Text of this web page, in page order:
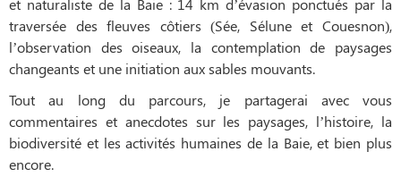
traversée des fleuves côtiers (Sée, Sélune et Couesnon),
l’observation des oiseaux, la contemplation de paysages
changeants et une initiation aux sables mouvants.
Tout au long du parcours, je partagerai avec vous
commentaires et anecdotes sur les paysages, l’histoire, la
biodiversité et les activités humaines de la Baie, et bien plus
encore.